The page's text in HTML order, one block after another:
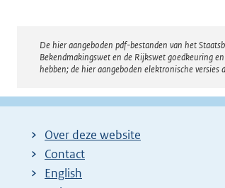
Disclaimer
De hier aangeboden pdf-bestanden van het
Bekendmakingswet en de Rijkswet goedkeuring
hebben; de hier aangeboden elektronische versies
Over deze website
Contact
English